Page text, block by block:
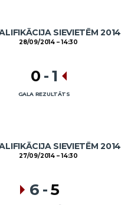
SIEVIETĒM 2014
28/09/2014 14:30
0 -1
GALA REZULTĀTS
SIEVIETĒM 2014
27/09/2014 14:30
6 -5